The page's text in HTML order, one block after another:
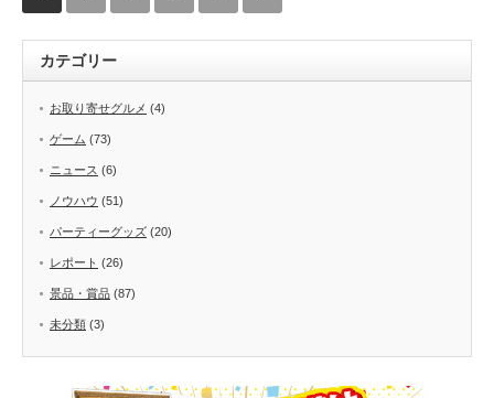
カテゴリー
お取り寄せグルメ (4)
ゲーム (73)
ニュース (6)
ノウハウ (51)
パーティーグッズ (20)
レポート (26)
景品・賞品 (87)
未分類 (3)